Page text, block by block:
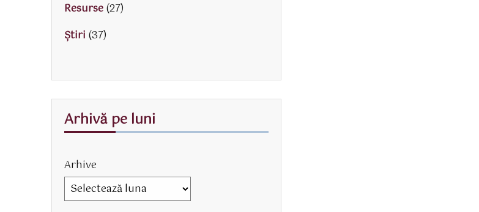
Resurse(27)
Știri (37)
Arhivă pe luni
Arhive